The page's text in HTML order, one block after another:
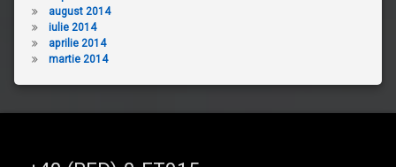
august 2014
iulie 2014
aprilie 2014
martie 2014